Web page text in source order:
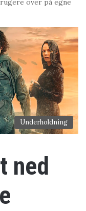
over på egne
Underholdning
ned